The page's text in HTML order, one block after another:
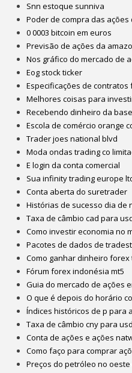
Snn estoque sunniva
Poder de compra das
0 0003 bitcoin em euros
Previsão de ações da
Nos gráfico do mercado de
Eog stock ticker
Especificações de
Melhores coisas para
Recebendo dinheiro da
Escola de comércio orange
Trader joes national blvd
Moda ondas trading co
E login da conta comercial
Sua infinity trading europe
Conta aberta do suretrader
Histórias de sucesso dia de
Taxa de câmbio cad para
Como investir economia no
Pacotes de dados de
Como ganhar dinheiro
Fórum forex indonésia mt5
Guia do mercado de ações
O que é depois do horário
Índices históricos de p para
Taxa de câmbio cny para
Conta de ações e ações
Como faço para comprar
Preços do petróleo no